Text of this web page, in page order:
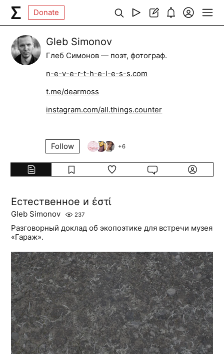
Donate
Gleb Simonov
Глеб Симонов — поэт, фотограф.
n-e-v-e-r-t-h-e-l-e-s-s.com
t.me/dearmoss
instagram.com/all.things.counter
Follow +6
Естественное и ἐστί
Gleb Simonov 237
Разговорный доклад об экопоэтике для встречи музея
«Гараж».